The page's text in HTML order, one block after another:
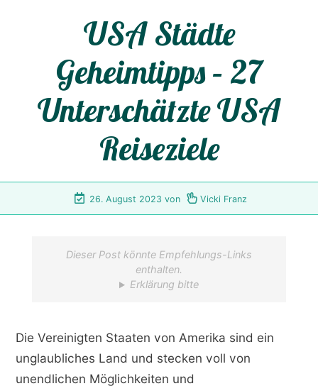
USA Städte
Geheimtipps – 27
Unterschätzte USA
Reiseziele
26. August 2023 von Vicki Franz
Dieser Post könnte Empfehlungs-Links
enthalten.
Erklärung bitte
Die Vereinigten Staaten von Amerika sind ein
unglaubliches Land und stecken voll von
unendlichen Möglichkeiten und